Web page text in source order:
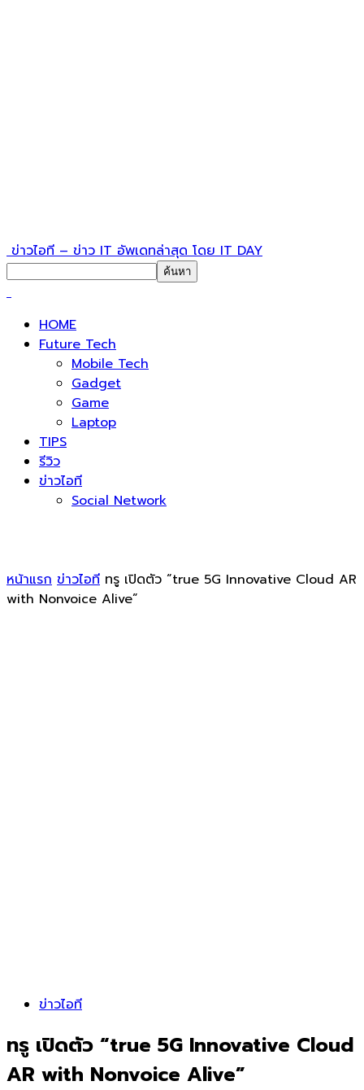
ข่าวไอที – ข่าว IT อัพเดทล่าสุด โดย IT DAY
HOME
Future Tech
Mobile Tech
Gadget
Game
Laptop
TIPS
รีวิว
ข่าวไอที
Social Network
หน้าแรก ข่าวไอที ทรู เปิดตัว “true 5G Innovative Cloud AR
with Nonvoice Alive”
ข่าวไอที
ทรู เปิดตัว “true 5G Innovative Cloud
AR with Nonvoice Alive”